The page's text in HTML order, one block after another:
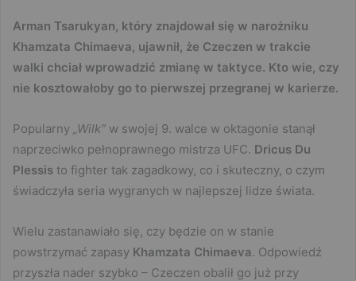
Arman Tsarukyan, który znajdował się w narożniku
Khamzata Chimaeva, ujawnił, że Czeczen w trakcie
walki chciał wprowadzić zmianę w taktyce. Kto wie, czy
nie kosztowałoby go to pierwszej przegranej w karierze.
Popularny „Wilk” w swojej 9. walce w oktagonie stanął
naprzeciwko pełnoprawnego mistrza UFC. Dricus Du
Plessis to fighter tak zagadkowy, co i skuteczny, o czym
świadczyła seria wygranych w najlepszej lidze świata.
Wielu zastanawiało się, czy będzie on w stanie
powstrzymać zapasy Khamzata Chimaeva. Odpowiedź
przyszła nader szybko – Czeczen obalił go już przy